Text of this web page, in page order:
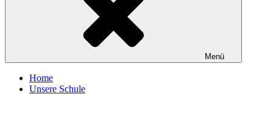
Menü
Home
Unsere Schule